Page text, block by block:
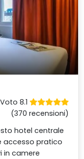
Voto 8.1
(370 recensioni)
hotel centrale
accesso pratico
in camere